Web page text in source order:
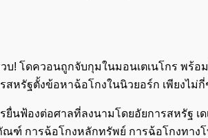
บ! โดควอนถูกจับกุมในมอนเตเนโกร พร้อ
สหรัฐตั้งข้อหาฉ้อโกงในนิวยอร์ก เพียงไม่
ยื่นฟ้องต่อศาลที่ลงนามโดยอัยการสหรัฐ เ
ฑ์ การฉ้อโกงหลักทรัพย์ การฉ้อโกงทาง